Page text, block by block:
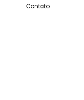
Contato